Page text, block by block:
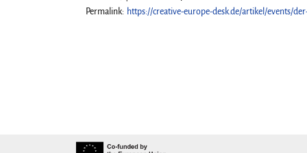
Permalink: https://creative-europe-desk.de/artikel/events/